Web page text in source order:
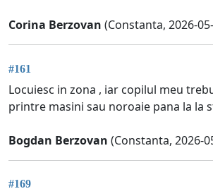
Corina Berzovan (Constanta, 2026-
#161
Locuiesc in zona , iar copilul meu
printre masini sau noroaie pana la la
Bogdan Berzovan (Constanta, 2026-
#169